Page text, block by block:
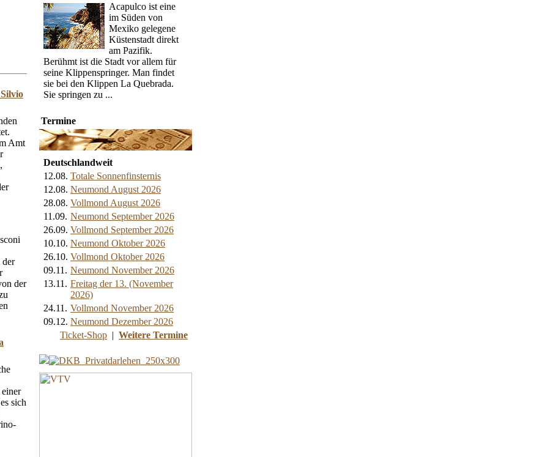
Amt
der
der
sich
Acapulco ist eine
im Süden von
Mexiko gelegene
Küstenstadt direkt
am Pazifik.
Berühmt ist die Stadt vor allem für
seine Klippenspringer. Man findet
sie bei den Klippen La Quebrada.
Sie springen zu ...
Termine
Deutschlandweit
12.08. Totale Sonnenfinsternis
12.08. Neumond August 2026
28.08. Vollmond August 2026
11.09. Neumond September 2026
26.09. Vollmond September 2026
10.10. Neumond Oktober 2026
26.10. Vollmond Oktober 2026
09.11. Neumond November 2026
13.11. Freitag der 13. (November
2026)
24.11. Vollmond November 2026
09.12. Neumond Dezember 2026
Ticket-Shop | Weitere Termine